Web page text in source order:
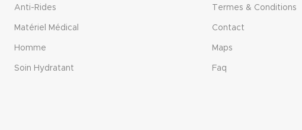
Anti-Rides
Matériel Médical
Homme
Soin Hydratant
Termes & Conditions
Contact
Maps
Faq